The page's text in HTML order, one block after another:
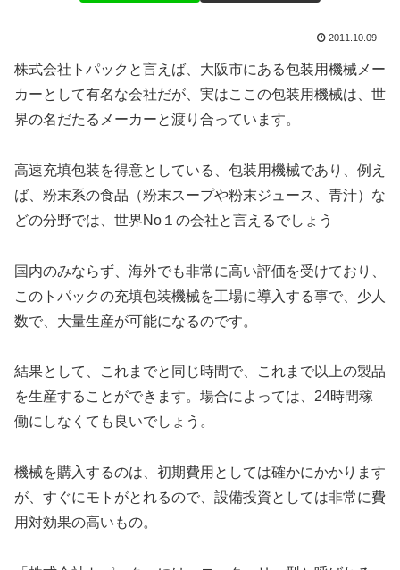
2011.10.09
株式会社トパックと言えば、大阪市にある包装用機械メー
カーとして有名な会社だが、実はここの包装用機械は、世
界の名だたるメーカーと渡り合っています。
高速充填包装を得意としている、包装用機械であり、例え
ば、粉末系の食品（粉末スープや粉末ジュース、青汁）な
どの分野では、 世界No１の会社と言えるでしょう
国内のみならず、海外でも非常に高い評価を受けており、
このトパックの充填包装機械を工場に導入する事で、少人
数で、大量生産が可能になるのです。
結果として、これまでと同じ時間で、これまで以上の製品
を生産することができます。場合によっては、24時間稼
働にしなくても良いでしょう。
機械を購入するのは、初期費用としては確かにかかります
が、すぐにモトがとれるので、設備投資としては非常に費
用対効果の高いもの。